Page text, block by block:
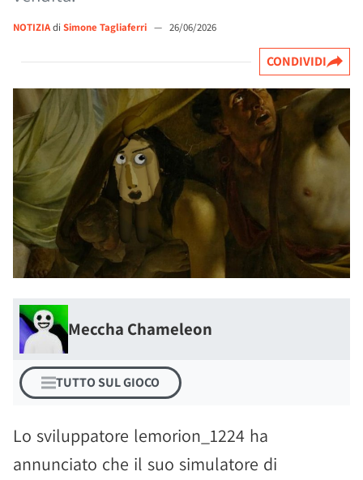
NOTIZIAdi Simone Tagliaferri — 26/06/2026
CONDIVIDI
Meccha Chameleon
TUTTO SUL GIOCO
Lo sviluppatore lemorion_1224 ha
annunciato che il suo simulatore di